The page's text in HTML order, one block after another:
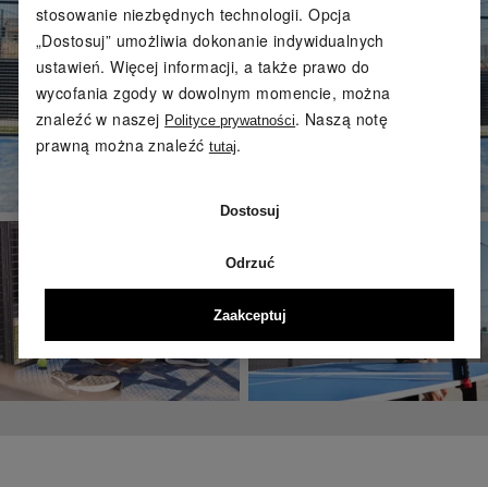
stosowanie niezbędnych technologii. Opcja
„Dostosuj” umożliwia dokonanie indywidualnych
ustawień. Więcej informacji, a także prawo do
wycofania zgody w dowolnym momencie, można
znaleźć w naszej Polityce prywatności. Naszą notę
prawną można znaleźć tutaj.
Dostosuj
Odrzuć
Zaakceptuj